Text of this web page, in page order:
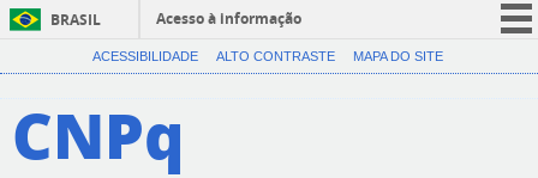
BRASIL
Acesso à informação
CORONAVÍRUS (COVID-19)
ACESSIBILIDADE ALTO CONTRASTE MAPA DO SITE
CNPq